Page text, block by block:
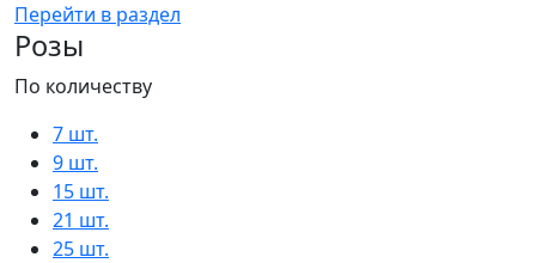
Перейти в раздел
Розы
По количеству
7 шт.
9 шт.
15 шт.
21 шт.
25 шт.